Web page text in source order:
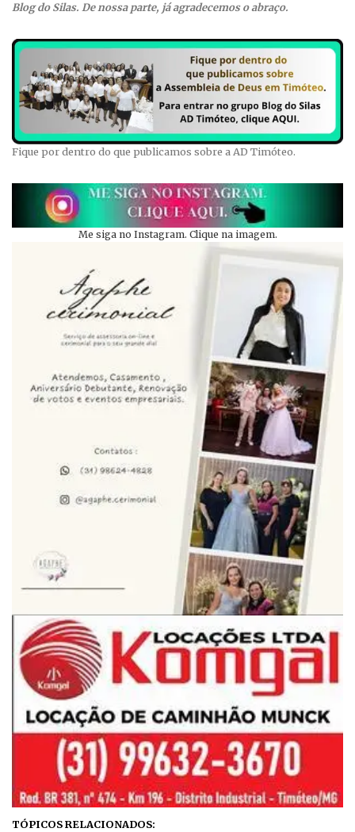
Blog do Silas. De nossa parte, já agradecemos o abraço.
Fique por dentro do que publicamos sobre a AD Timóteo.
Me siga no Instagram. Clique na imagem.
TÓPICOS RELACIONADOS: